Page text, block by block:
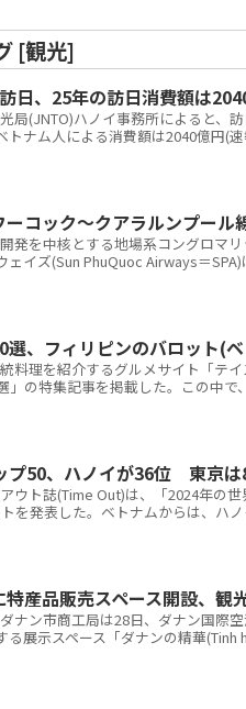
[観光]
日、25年の訪日消費額は
局(JNTO)ハノイ事務所によると、
トナム人による消費額は2040億円(
コック～クアラルンプール
発を中核とする地場系コングロマ
ェイズ(Sun PhuQuoc Airways＝
選、フィリピンのバロット(
料理を紹介するグルメサイト「テ
」の特集記事を掲載した。この中
プ50、ハノイが36位 東京は
ウト誌(Time Out)は、「2024年の
を発表した。ベトナムからは、ハ
産品販売スペース開設、観
ナン市商工局は28日、ダナン国際
る展示スペース「ダナンの精華